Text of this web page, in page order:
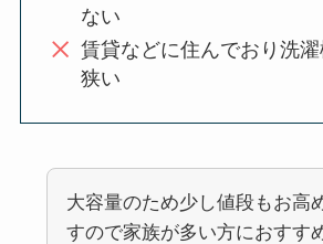
ない
賃貸などに住んでおり洗
狭い
大容量のため少し値段もお高
すので家族が多い方におすす